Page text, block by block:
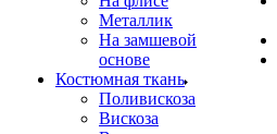
Металлик
На замшевой
основе
Костюмная ткань
Поливискоза
Вискоза